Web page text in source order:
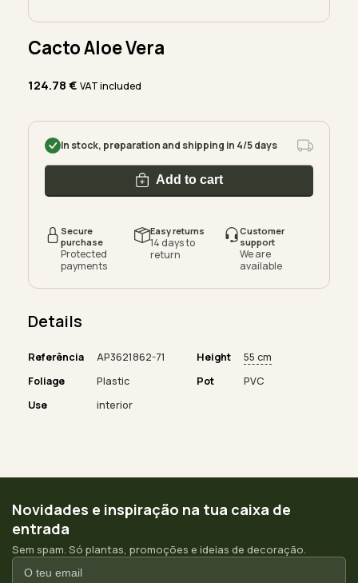
Cacto Aloe Vera
124.78€ VAT included
In stock, preparation and shipping in 4/5 days
Add to cart
Secure
purchase
Protected
payments
Easy returns
14 days to
return
Customer
support
We are
available
Details
Referência AP3621862-71 Height
55 cm
Foliage
Plastic Pot
PVC
Use
interior
Novidades e inspiração na tua caixa de
entrada
Sem spam. Só plantas, promoções e ideias de decoração.